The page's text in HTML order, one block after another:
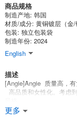
商品规格
制造产地: 韩国
材质/成分: 黄铜镀层（金/
包装: 独立包装袋
制造年份: 2024
English
描述
[Angie]Angie 质量高，有
高品质和女性化。考虑
更多